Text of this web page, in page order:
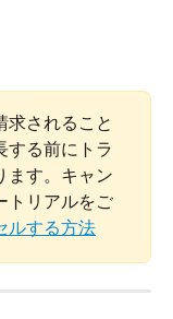
求されること
する前にトラ
ます。キャン
トリアルをご
ルする方法